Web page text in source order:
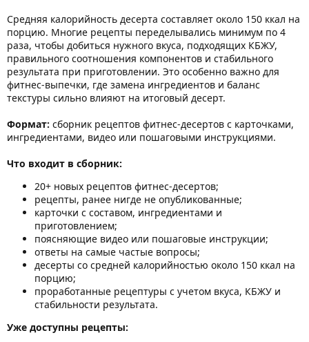
Средняя калорийность десерта составляет около 150 ккал на
порцию. Многие рецепты переделывались минимум по 4
раза, чтобы добиться нужного вкуса, подходящих КБЖУ,
правильного соотношения компонентов и стабильного
результата при приготовлении. Это особенно важно для
фитнес-выпечки, где замена ингредиентов и баланс
текстуры сильно влияют на итоговый десерт.
Формат: сборник рецептов фитнес-десертов с карточками,
ингредиентами, видео или пошаговыми инструкциями.
Что входит в сборник:
20+ новых рецептов фитнес-десертов;
рецепты, ранее нигде не опубликованные;
карточки с составом, ингредиентами и
приготовлением;
поясняющие видео или пошаговые инструкции;
ответы на самые частые вопросы;
десерты со средней калорийностью около 150 ккал на
порцию;
проработанные рецептуры с учетом вкуса, КБЖУ и
стабильности результата.
Уже доступны рецепты: